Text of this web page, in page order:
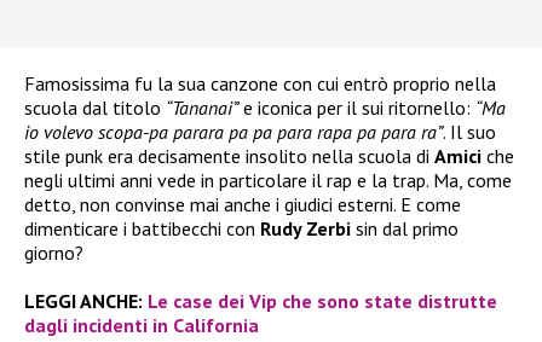
Famosissima fu la sua canzone con cui entrò proprio nella
scuola dal titolo “Tananai”e iconica per il sui ritornello: “Ma
io volevo scopa-pa parara pa pa para rapa pa para ra”. Il suo
stile punk era decisamente insolito nella scuola di Amici che
negli ultimi anni vede in particolare il rap e la trap. Ma, come
detto, non convinse mai anche i giudici esterni. E come
dimenticare i battibecchi con Rudy Zerbi sin dal primo
giorno?
LEGGI ANCHE: Le case dei Vip che sono state distrutte
dagli incidenti in California